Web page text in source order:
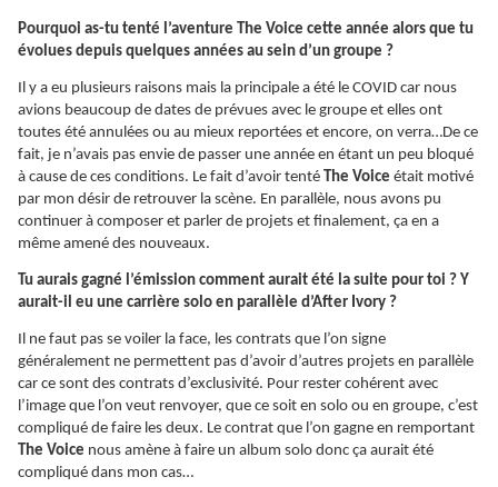
Pourquoi as-tu tenté l’aventure The Voice cette année alors que tu
évolues depuis quelques années au sein d’un groupe ?
Il y a eu plusieurs raisons mais la principale a été le COVID car nous
avions beaucoup de dates de prévues avec le groupe et elles ont
toutes été annulées ou au mieux reportées et encore, on verra…De ce
fait, je n’avais pas envie de passer une année en étant un peu bloqué
à cause de ces conditions. Le fait d’avoir tenté The Voice était motivé
par mon désir de retrouver la scène. En parallèle, nous avons pu
continuer à composer et parler de projets et finalement, ça en a
même amené des nouveaux.
Tu aurais gagné l’émission comment aurait été la suite pour toi ? Y
aurait-il eu une carrière solo en parallèle d’After Ivory ?
Il ne faut pas se voiler la face, les contrats que l’on signe
généralement ne permettent pas d’avoir d’autres projets en parallèle
car ce sont des contrats d’exclusivité. Pour rester cohérent avec
l’image que l’on veut renvoyer, que ce soit en solo ou en groupe, c’est
compliqué de faire les deux. Le contrat que l’on gagne en remportant
The Voice nous amène à faire un album solo donc ça aurait été
compliqué dans mon cas…